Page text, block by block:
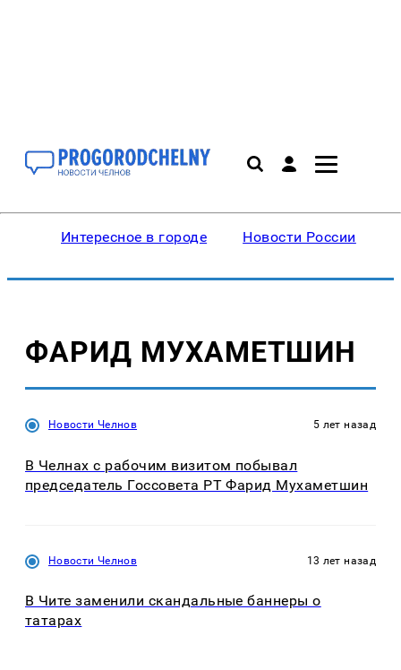
Интересное в городе Новости России
ФАРИД МУХАМЕТШИН
Новости Челнов 5 лет назад
В Челнах с рабочим визитом побывал
председатель Госсовета РТ Фарид Мухаметшин
Новости Челнов 13 лет назад
В Чите заменили скандальные баннеры о
татарах